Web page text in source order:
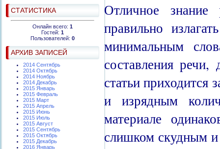
СТАТИСТИКА
Онлайн всего: 1
Гостей: 1
Пользователей: 0
АРХИВ ЗАПИСЕЙ
2014 Сентябрь
2014 Октябрь
2014 Ноябрь
2014 Декабрь
2015 Январь
2015 Февраль
2015 Март
2015 Апрель
2015 Июнь
2015 Июль
2015 Август
2015 Сентябрь
2015 Октябрь
2015 Декабрь
2016 Январь
Отличное
правильно
минимальным
составления
статьи приходится
и изрядным
материале
слишком скудным